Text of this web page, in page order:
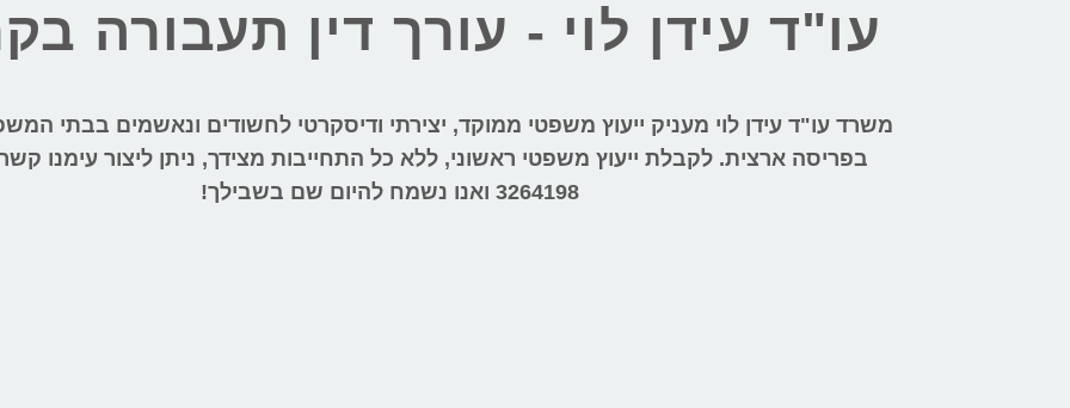
עו"ד עידן לוי - עורך דין תעבורה
משרד עו"ד עידן לוי מעניק ייעוץ משפטי ממוקד, יצירתי ודיסקרטי לחשודים ונאשמים בבתי
בפריסה ארצית. לקבלת ייעוץ משפטי ראשוני, ללא כל התחייבות מצידך, ניתן ליצור עימנו
3264198 ואנו נשמח להיום שם בשבילך!